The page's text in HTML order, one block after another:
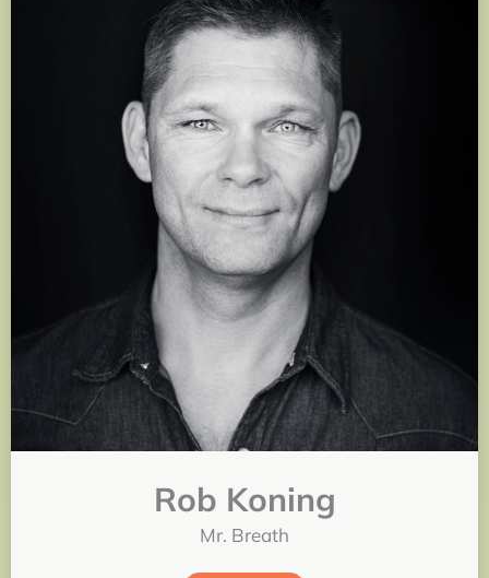
Rob Koning
Mr. Breath